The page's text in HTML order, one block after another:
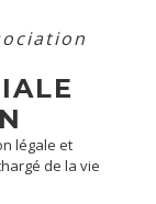
légale et
de la vie